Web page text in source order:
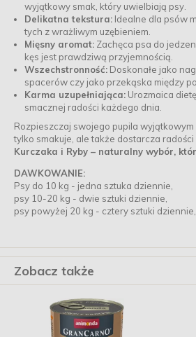
wyjątkowy smak, który uwielbiają psy.
Delikatna tekstura: Idealne dla psów
tych z wrażliwym uzębieniem.
Mięsny aromat: Zachęca psa do
kęs jest prawdziwą przyjemnością.
Wszechstronność: Doskonałe jako
spacerów czy jako przekąska między
Karma uzupełniająca: Urozmaica
smacznej radości każdego dnia.
Rozpieszczaj swojego pupila
tylko smakuje, ale także dostarcza radości
Kurczaka i Ryby – naturalny wybór,
DAWKOWANIE:
Psy do 10 kg - jedna sztuka dziennie,
psy 10-20 kg - dwie sztuki dziennie,
psy powyżej 20 kg - cztery sztuki dziennie,
Zobacz także